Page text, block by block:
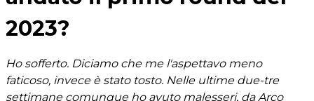
2023?
Ho sofferto. Diciamo che me l'aspettavo meno
faticoso, invece è stato tosto. Nelle ultime due-tre
settimane comunque ho avuto malesseri, da Arco